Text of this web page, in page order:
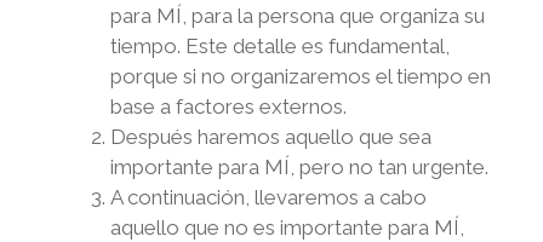
para MÍ, para la persona que organiza su
tiempo. Este detalle es fundamental,
porque si no organizaremos el tiempo en
base a factores externos.
Después haremos aquello que sea
importante para MÍ, pero no tan urgente.
A continuación, llevaremos a cabo
aquello que no es importante para MÍ,